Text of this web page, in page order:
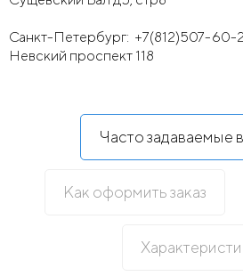
Санкт-Петербург: +7(812)507-60-
Невский проспект 118
Часто задаваемые
Как оформить заказ